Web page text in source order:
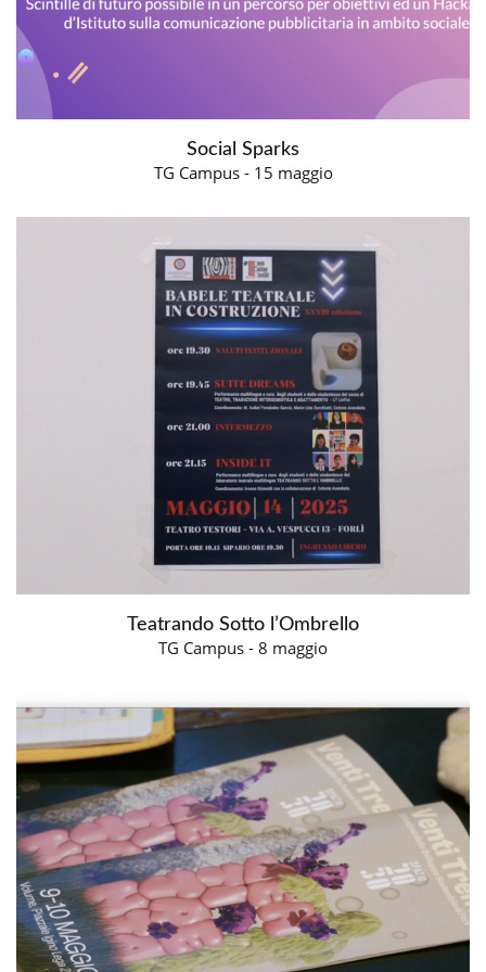
Social Sparks
TG Campus - 15 maggio
Teatrando Sotto l’Ombrello
TG Campus - 8 maggio